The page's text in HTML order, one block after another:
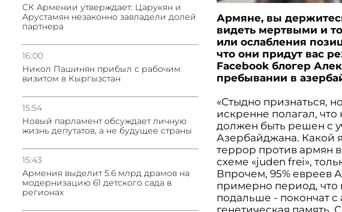
СК Армении утверждает: Царукян и
Арустамян незаконно завладели долей
партнера
16:00
Никол Пашинян прибыл с рабочим
визитом в Кыргызстан
15:54
Новый парламент обсуждает личную
жизнь депутатов, а не будущее страны
15:43
Армения выделит 5.6 млрд драмов на
модернизацию 61 детского сада в
регионах
Армяне, вы
видеть мертвыми и
или ослабления
что они придут вас
Facebook блогер
пребывании в
«Стыдно признаться,
искренне полагал,
должен быть решен с
Азербайджана. Какой
террор против армян
схеме «juden frei»,
Впрочем, 95% евреев
примерно период, что
подальше - покончат с
генетическая память.